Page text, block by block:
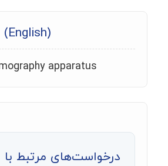
apparatus
درخواست‌های مرتبط با